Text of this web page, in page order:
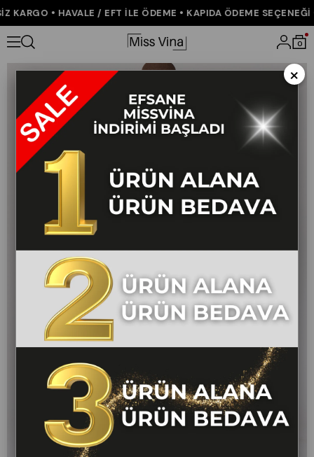
KARGO • HAVALE / EFT İLE ÖDEME • KAPIDA ÖDEME SEÇENEĞİ •
0
Anasayfa YENİ GELENLER
×